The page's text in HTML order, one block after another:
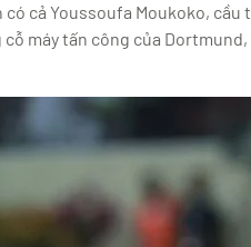
cả Youssoufa Moukoko,
máy tấn công của